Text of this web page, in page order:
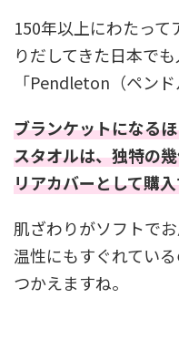
150年以上にわたって
りだしてきた日本で
「Pendleton（ペンド
ブランケットになる
スタオルは、独特の
リアカバーとして購
肌ざわりがソフトで
温性にもすぐれてい
つかえますね。